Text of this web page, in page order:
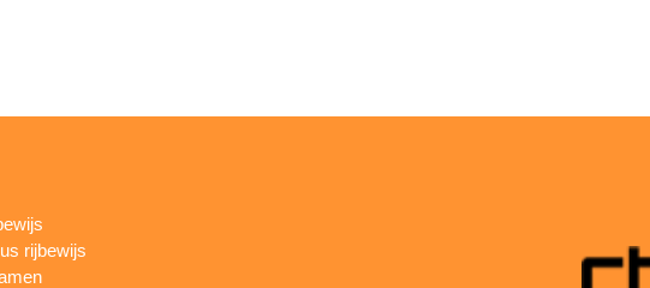
rijbewijs